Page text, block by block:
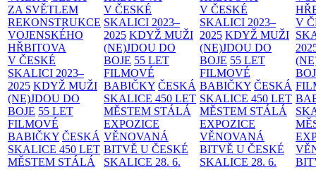
ZA SVĚTLEM
REKONSTRUKCE
VOJENSKÉHO
HŘBITOVA
V ČESKÉ
SKALICI 2023–
2025 KDYŽ MUŽI
(NE)JDOU DO
BOJE 55 LET
FILMOVÉ
BABIČKY ČESKÁ
SKALICE 450 LET
MĚSTEM STÁLÁ
V ČESKÉ
SKALICI 2023–
2025 KDYŽ MUŽI
(NE)JDOU DO
BOJE 55 LET
FILMOVÉ
BABIČKY ČESKÁ
SKALICE 450 LET
MĚSTEM STÁLÁ
EXPOZICE
VĚNOVANÁ
BITVĚ U ČESKÉ
SKALICE 28. 6.
V ČESKÉ
SKALICI 2023–
2025 KDYŽ MUŽI
(NE)JDOU DO
BOJE 55 LET
FILMOVÉ
BABIČKY ČESKÁ
SKALICE 450 LET
MĚSTEM STÁLÁ
EXPOZICE
VĚNOVANÁ
BITVĚ U ČESKÉ
SKALICE 28. 6.
V